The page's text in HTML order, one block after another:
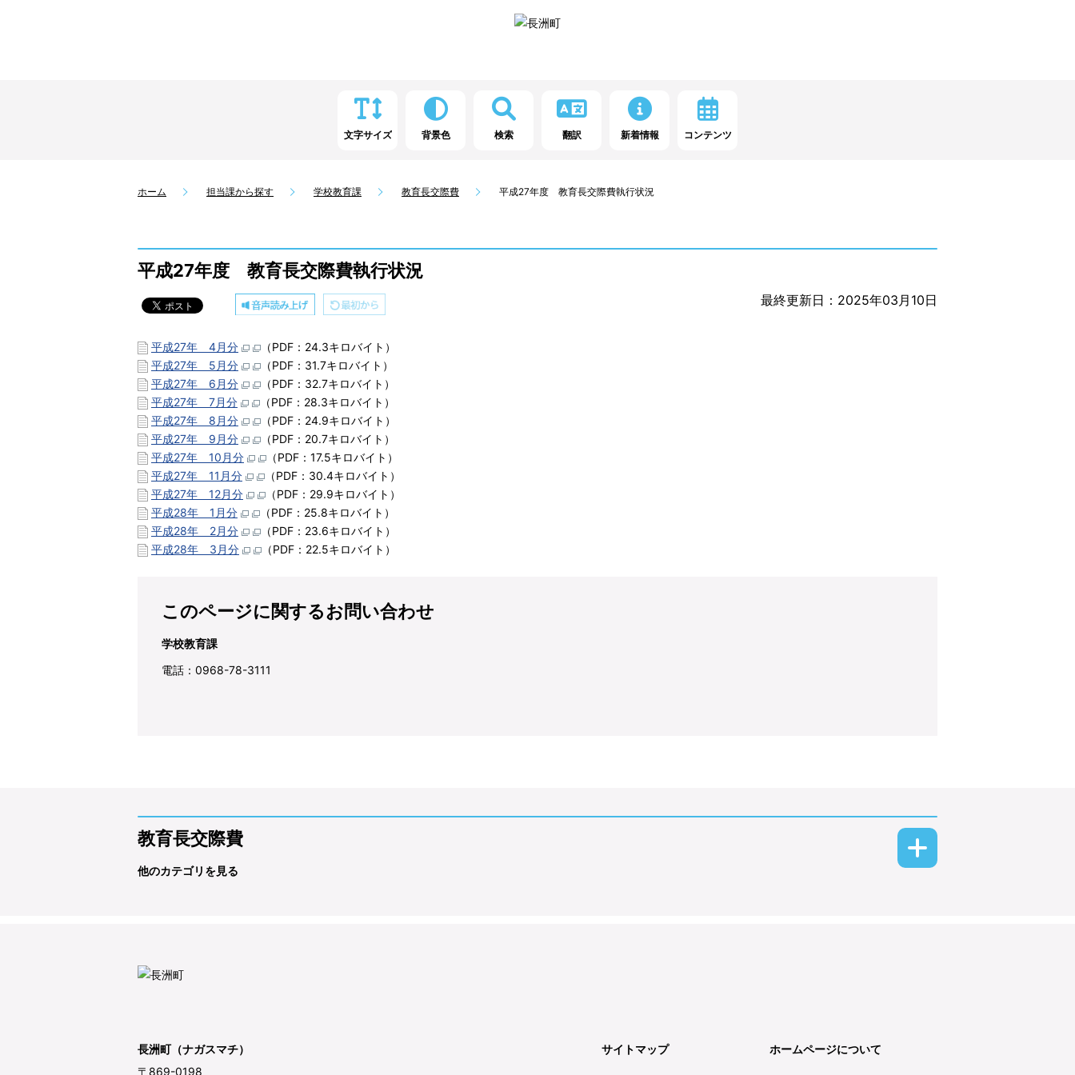
文字サイズ 背景色 検索 翻訳 新着情報 コンテンツ
ホーム 担当課から探す 学校教育課 教育長交際費 平成27年度 教育長交際費執行状況
平成27年度 教育長交際費執行状況
最終更新日：2025年03月10日
平成27年 4月分
（PDF：24.3キロバイト）
平成27年 5月分
（PDF：31.7キロバイト）
平成27年 6月分
（PDF：32.7キロバイト）
平成27年 7月分
（PDF：28.3キロバイト）
平成27年 8月分
（PDF：24.9キロバイト）
平成27年 9月分
（PDF：20.7キロバイト）
平成27年 10月分
（PDF：17.5キロバイト）
平成27年 11月分
（PDF：30.4キロバイト）
平成27年 12月分
（PDF：29.9キロバイト）
平成28年 1月分
（PDF：25.8キロバイト）
平成28年 2月分
（PDF：23.6キロバイト）
平成28年 3月分
（PDF：22.5キロバイト）
このページに関するお問い合わせ
学校教育課
電話：0968-78-3111
教育長交際費
他のカテゴリを見る
長洲町（ナガスマチ）
〒869-0198
サイトマップ ホームページについて